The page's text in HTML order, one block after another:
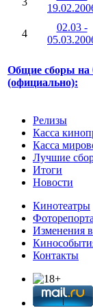
4
02.03 -
Общие сборы на
(официально):
Релизы
Касса
Касса
Лучшие
Итоги
Новости
Кинотеатры
Изменения
Контакты